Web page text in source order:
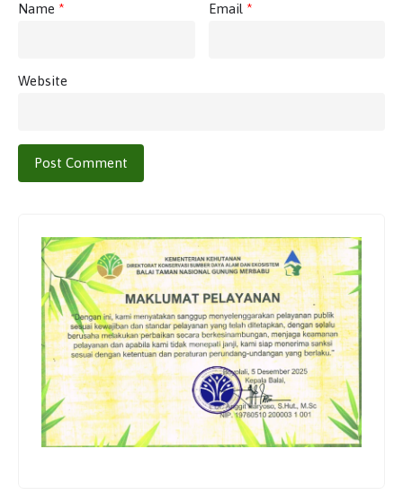
Name * Email *
Website